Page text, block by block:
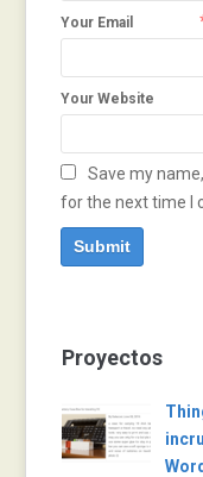
Your Email
Your Website
Save my
for the next time I
Proyectos